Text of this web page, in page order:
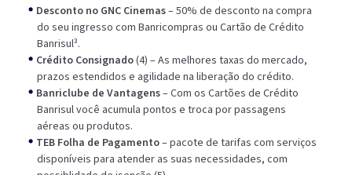
Desconto no GNC Cinemas– 50% de desconto na compra
do seu ingresso com Banricompras ou Cartão de Crédito
Banrisul³.
Crédito Consignado(4) – As melhores taxas do mercado,
prazos estendidos e agilidade na liberação do crédito.
Banriclube de Vantagens– Com os Cartões de Crédito
Banrisul você acumula pontos e troca por passagens
aéreas ou produtos.
TEB Folha de Pagamento– pacote de tarifas com serviços
disponíveis para atender as suas necessidades, com